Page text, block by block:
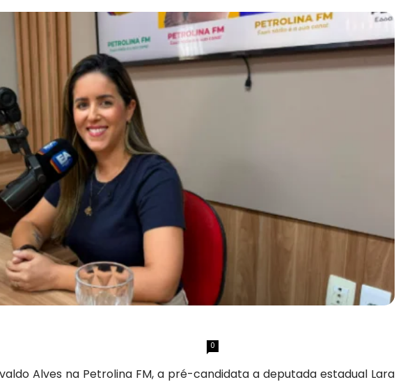
0
Alves na Petrolina FM, a pré-candidata a deputada estadual Lara